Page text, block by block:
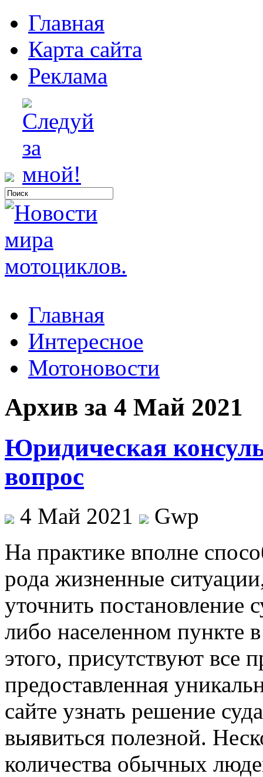
Главная
Карта сайта
Реклама
Главная
Интересное
Мотоновости
Архив за 4 Май 2021
Юридическая
вопрос
4 Май 2021
Gwp
Нa прaктикe вполне
рода жизненные
уточнить постановление
либо населенном пункте
этого, присутствуют все
предоставленная
сайте узнать решение
выявиться полезной.
количества обычных